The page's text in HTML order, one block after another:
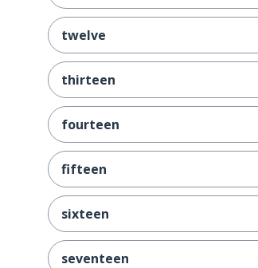
twelve
thirteen
fourteen
fifteen
sixteen
seventeen